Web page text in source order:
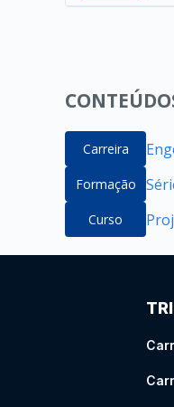
Carreira
Formação
Curso